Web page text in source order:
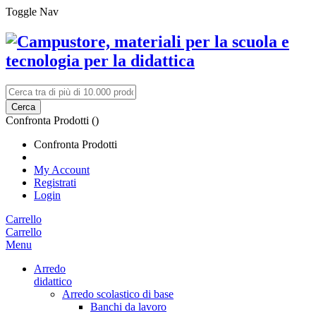
Toggle Nav
Cerca
Confronta Prodotti ()
Confronta Prodotti
My Account
Registrati
Login
Carrello
Carrello
Menu
Arredo
didattico
Arredo scolastico di base
Banchi da lavoro